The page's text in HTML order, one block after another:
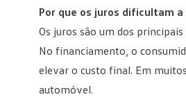
Por que os juros dificultam
Os juros são um dos
No financiamento, o
elevar o custo final. Em
automóvel.